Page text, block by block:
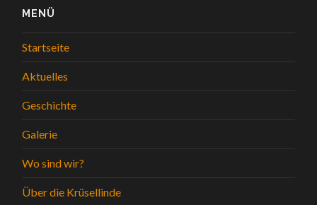
MENÜ
Startseite
Aktuelles
Geschichte
Galerie
Wo sind wir?
Über die Krüsellinde